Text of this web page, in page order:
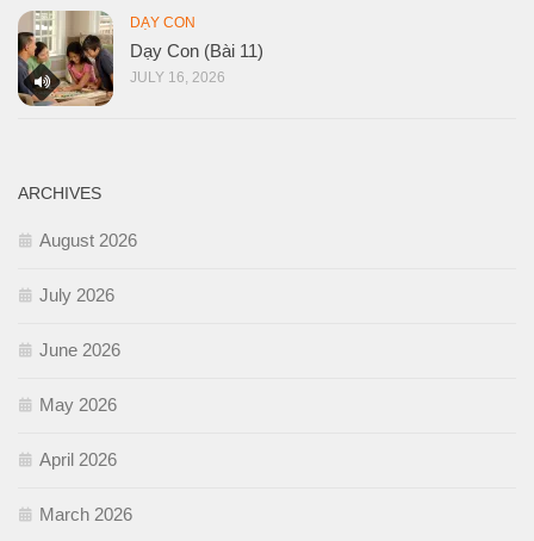
DẠY CON
Dạy Con (Bài 11)
JULY 16, 2026
ARCHIVES
August 2026
July 2026
June 2026
May 2026
April 2026
March 2026